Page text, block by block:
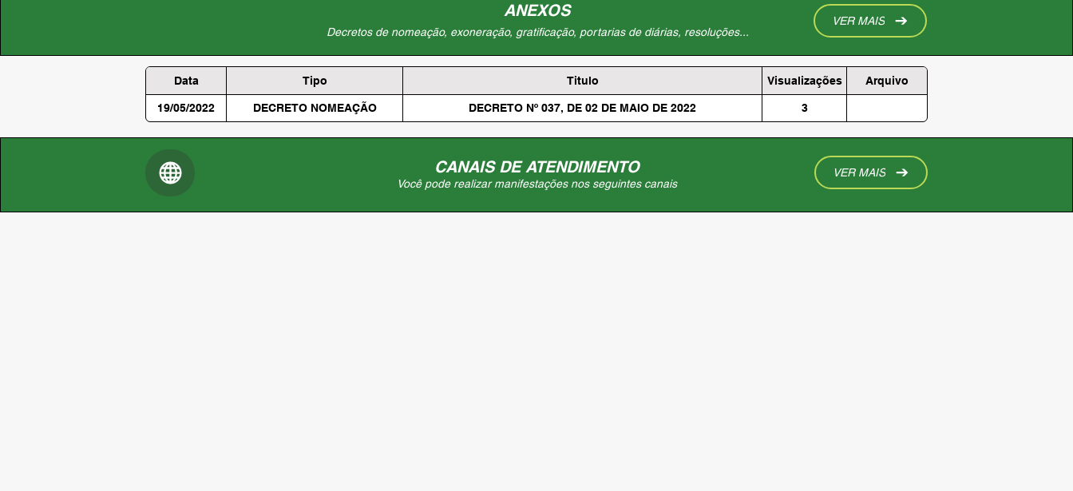
ANEXOS
Decretos de nomeação, exoneração, gratificação, portarias de diárias, resoluções...
VER MAIS
Data Tipo Titulo Visualizações Arquivo
19/05/2022 DECRETO NOMEAÇÃO DECRETO Nº 037, DE 02 DE MAIO DE 2022 3
CANAIS DE ATENDIMENTO
Você pode realizar manifestações nos seguintes canais
VER MAIS